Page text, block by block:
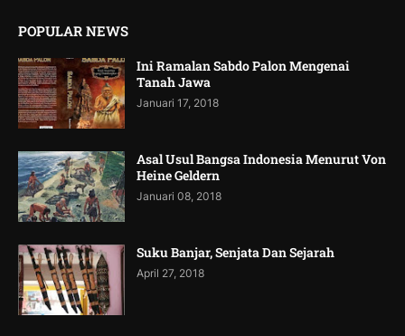
POPULAR NEWS
Ini Ramalan Sabdo Palon Mengenai
Tanah Jawa
Januari 17, 2018
Asal Usul Bangsa Indonesia Menurut Von
Heine Geldern
Januari 08, 2018
Suku Banjar, Senjata Dan Sejarah
April 27, 2018